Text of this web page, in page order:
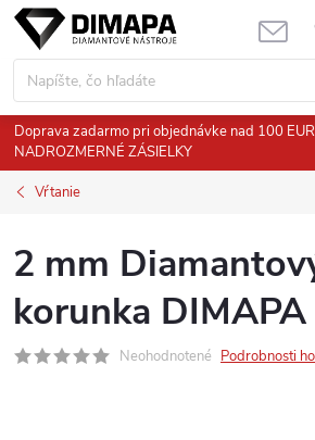
Prejsť
obsah
Doprava zadarmo pri objednávke nad 100 EUR
NADROZMERNÉ ZÁSIELKY
Vŕtanie
2 mm
korunka DIMAPA
Neohodnotené Podrobnosti